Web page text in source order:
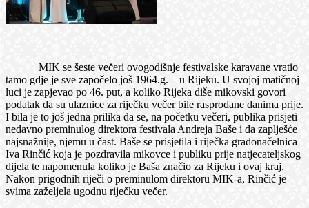
MIK se šeste večeri ovogodišnje festivalske karavane vratio
tamo gdje je sve započelo još 1964.g. – u Rijeku. U svojoj matičnoj
luci je zapjevao po 46. put, a koliko Rijeka diše mikovski govori
podatak da su ulaznice za riječku večer bile rasprodane danima prije.
I bila je to još jedna prilika da se, na početku večeri, publika prisjeti
nedavno preminulog direktora festivala Andreja Baše i da zaplješće
najsnažnije, njemu u čast. Baše se prisjetila i riječka gradonačelnica
Iva Rinčić koja je pozdravila mikovce i publiku prije natjecateljskog
dijela te napomenula koliko je Baša značio za Rijeku i ovaj kraj.
Nakon prigodnih riječi o preminulom direktoru MIK-a, Rinčić je
svima zaželjela ugodnu riječku večer.